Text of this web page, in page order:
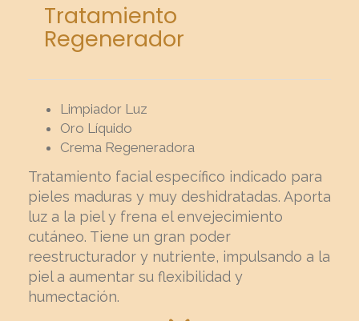
Tratamiento
Regenerador
Limpiador Luz
Oro Líquido
Crema Regeneradora
Tratamiento facial específico indicado para
pieles maduras y muy deshidratadas. Aporta
luz a la piel y frena el envejecimiento
cutáneo. Tiene un gran poder
reestructurador y nutriente, impulsando a la
piel a aumentar su flexibilidad y
humectación.